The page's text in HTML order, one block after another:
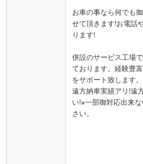
お車の事なら何でも
せて頂きます!お電話
ります!
併設のサービス工場
ております。経験豊
をサポート致します。
遠方納車実績アリ!遠
い!※一部御対応出来
さい。